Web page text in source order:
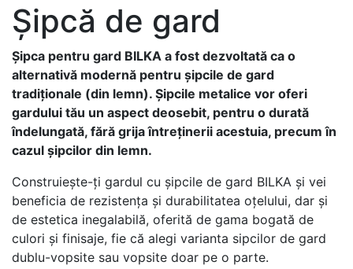
Șipcă de gard
Şipca pentru gard BILKA a fost dezvoltată ca o
alternativă modernă pentru şipcile de gard
tradiţionale (din lemn). Șipcile metalice vor oferi
gardului tău un aspect deosebit, pentru o durată
îndelungată, fără grija întreținerii acestuia, precum în
cazul șipcilor din lemn.
Construiește-ți gardul cu șipcile de gard BILKA și vei
beneficia de rezistența și durabilitatea oțelului, dar și
de estetica inegalabilă, oferită de gama bogată de
culori și finisaje, fie că alegi varianta sipcilor de gard
dublu-vopsite sau vopsite doar pe o parte.